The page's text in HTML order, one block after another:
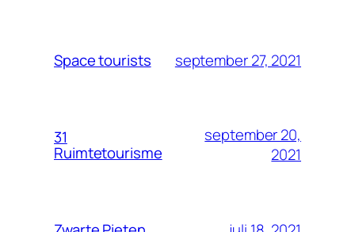
Space tourists september 27, 2021
31
Ruimtetourisme
september 20,
2021